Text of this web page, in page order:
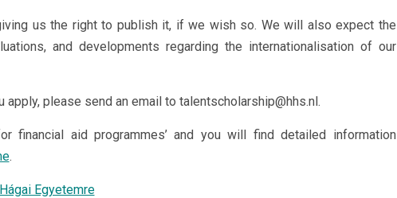
us the right to publish it, if we wish so. We will also expect the
and developments regarding the internationalisation of our
please send an email to talentscholarship@hhs.nl.
financial aid programmes’ and you will find detailed information
.
Egyetemre